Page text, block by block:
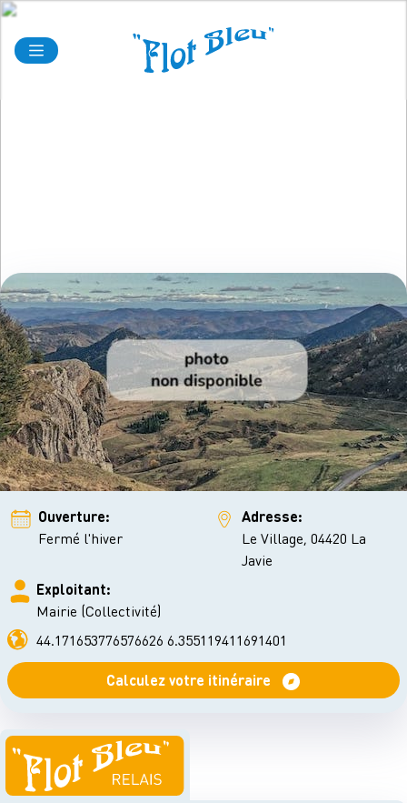
Ouverture:
Fermé l'hiver
Adresse:
Le Village, 04420 La
Javie
Exploitant:
Mairie (Collectivité)
44.171653776576626 6.355119411691401
Calculez votre itinéraire